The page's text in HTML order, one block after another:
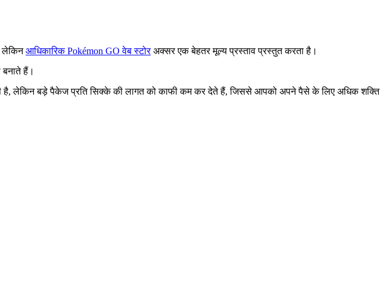
लेकिनआधिकारिक Pokémon GO वेब स्टोरअक्सर एक बेहतर मूल्य प्रस्ताव प्रस्तुत करता है।
हैं।
है, लेकिन बड़े पैकेज प्रति सिक्के की लागत को काफी कम कर देते हैं, जिससे आपको अपने पैसे के लिए अधिक शक्ति